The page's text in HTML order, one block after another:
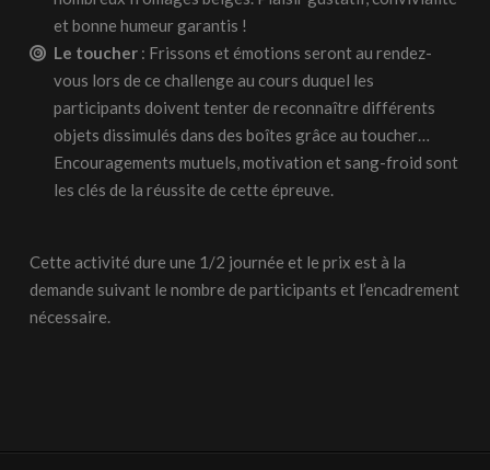
et bonne humeur garantis !
Le toucher : Frissons et émotions seront au rendez-
vous lors de ce challenge au cours duquel les
participants doivent tenter de reconnaître différents
objets dissimulés dans des boîtes grâce au toucher…
Encouragements mutuels, motivation et sang-froid sont
les clés de la réussite de cette épreuve.
Cette activité dure une 1/2 journée et le prix est à la
demande suivant le nombre de participants et l’encadrement
nécessaire.